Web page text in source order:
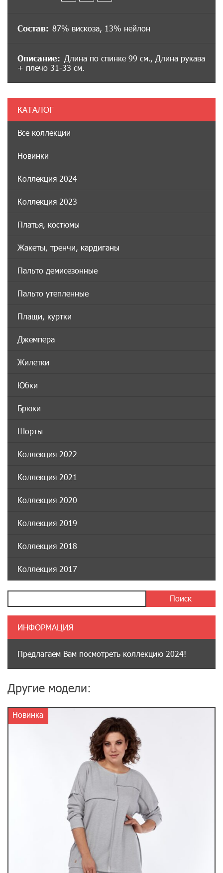
Состав: 87% вискоза, 13% нейлон
Описание: Длина по спинке 99 см., Длина рукава
+ плечо 31-33 см.
КАТАЛОГ
Все коллекции
Новинки
Коллекция 2024
Коллекция 2023
Платья, костюмы
Жакеты, тренчи, кардиганы
Пальто демисезонные
Пальто утепленные
Плащи, куртки
Джемпера
Жилетки
Юбки
Брюки
Шорты
Коллекция 2022
Коллекция 2021
Коллекция 2020
Коллекция 2019
Коллекция 2018
Коллекция 2017
ИНФОРМАЦИЯ
Предлагаем Вам посмотреть коллекцию 2024!
Другие модели:
Новинка